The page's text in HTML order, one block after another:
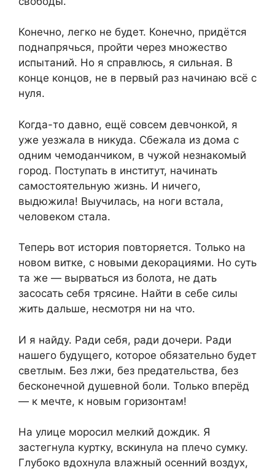
Конечно, легко не будет. Конечно, придётся
поднапрячься, пройти через множество
испытаний. Но я справлюсь, я сильная. В
конце концов, не в первый раз начинаю всё с
нуля.
Когда-то давно, ещё совсем девчонкой, я
уже уезжала в никуда. Сбежала из дома с
одним чемоданчиком, в чужой незнакомый
город. Поступать в институт, начинать
самостоятельную жизнь. И ничего,
выдюжила! Выучилась, на ноги встала,
человеком стала.
Теперь вот история повторяется. Только на
новом витке, с новыми декорациями. Но суть
та же — вырваться из болота, не дать
засосать себя трясине. Найти в себе силы
жить дальше, несмотря ни на что.
И я найду. Ради себя, ради дочери. Ради
нашего будущего, которое обязательно будет
светлым. Без лжи, без предательства, без
бесконечной душевной боли. Только вперёд
— к мечте, к новым горизонтам!
На улице моросил мелкий дождик. Я
застегнула куртку, вскинула на плечо сумку.
Глубоко вдохнула влажный осенний воздух,